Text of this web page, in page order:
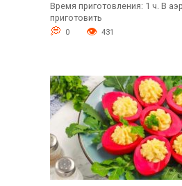
Время приготовления: 1 ч. В
приготовить
0 431